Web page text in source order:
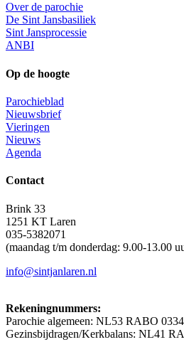
Over de parochie
De Sint Jansbasiliek
Sint Jansprocessie
ANBI
Op de hoogte
Parochieblad
Nieuwsbrief
Vieringen
Nieuws
Agenda
Contact
Brink 33
1251 KT Laren
035-5382071
(maandag t/m donderdag: 9.00-13.00
info@sintjanlaren.nl
Rekeningnummers:
Parochie algemeen: NL53 RABO
Gezinsbijdragen/Kerkbalans: NL41